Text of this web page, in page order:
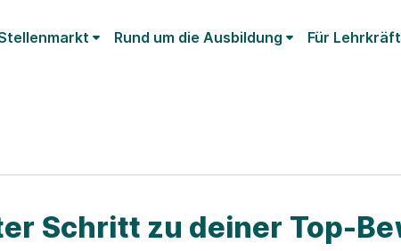
Rund um die Ausbildung Für
Schritt zu deiner Top-